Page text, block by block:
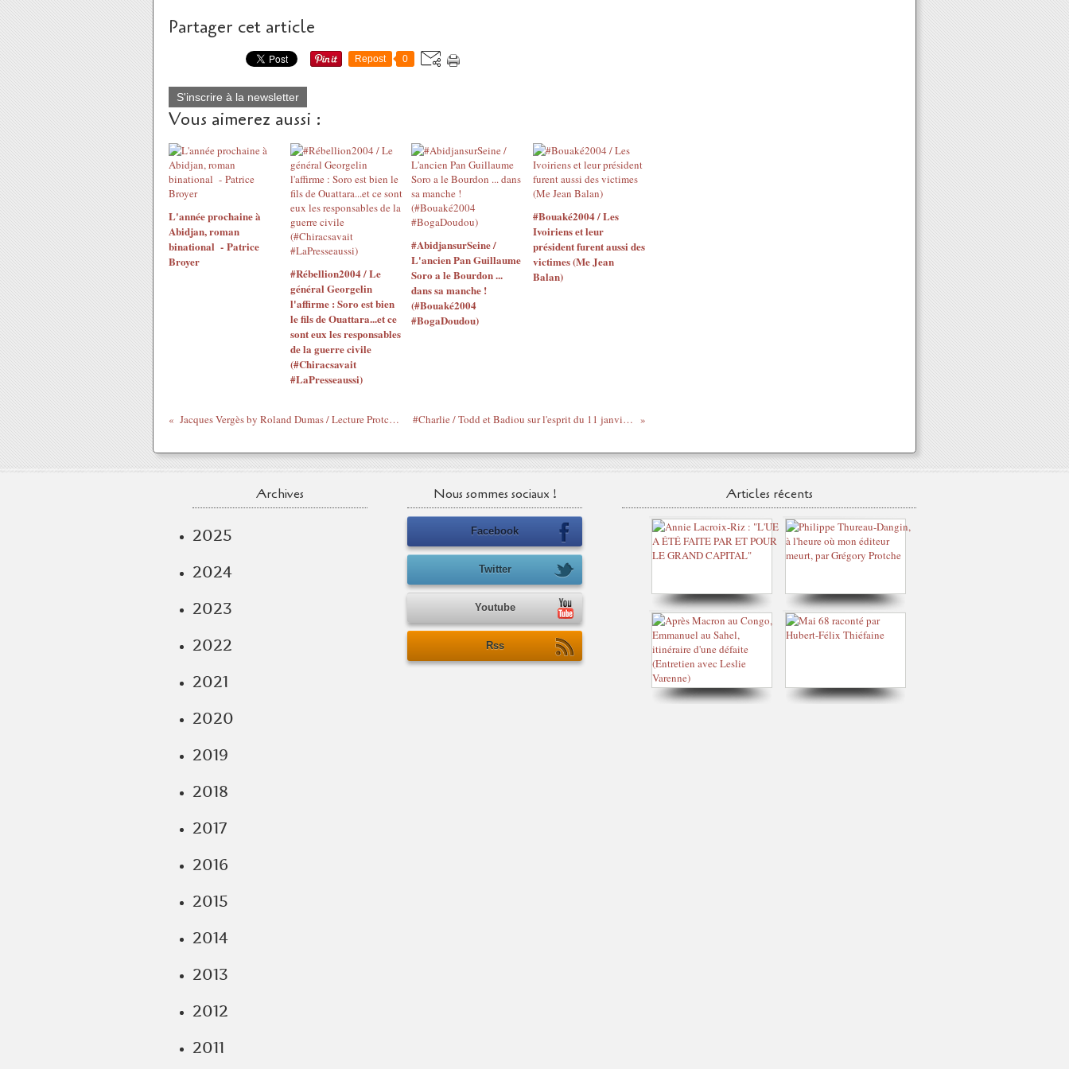
Partager cet article
Repost 0
S'inscrire à la newsletter
Vous aimerez aussi :
L'année prochaine à
Abidjan, roman
binational - Patrice
Broyer
#Rébellion2004 / Le
général Georgelin
l'affirme : Soro est bien
le fils de Ouattara...et ce
sont eux les responsables
de la guerre civile
(#Chiracsavait
#LaPresseaussi)
#AbidjansurSeine /
L'ancien Pan Guillaume
Soro a le Bourdon ...
dans sa manche !
(#Bouaké2004
#BogaDoudou)
#Bouaké2004 / Les
Ivoiriens et leur
président furent aussi des
victimes (Me Jean
Balan)
Jacques Vergès by Roland Dumas / Lecture Protche (#TrailerFilmVergès) #Charlie / Todd et Badiou sur l'esprit du 11 janvier (#Débat #Mediapart)
Archives
2025
2024
2023
2022
2021
2020
2019
2018
2017
2016
2015
2014
2013
2012
2011
Nous sommes sociaux !
Facebook
Twitter
Youtube
Rss
Articles récents